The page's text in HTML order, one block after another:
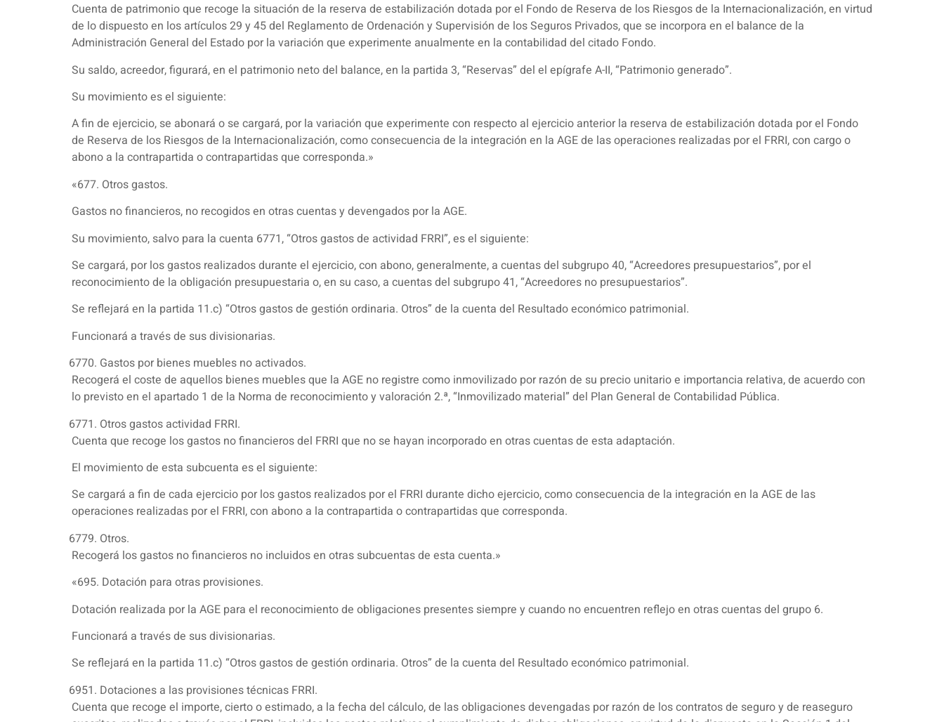
Cuenta de patrimonio que recoge la situación de la reserva de estabilización dotada por el Fondo de Reserva de los Riesgos de la Internacionalización, en virtud
de lo dispuesto en los artículos 29 y 45 del Reglamento de Ordenación y Supervisión de los Seguros Privados, que se incorpora en el balance de la
Administración General del Estado por la variación que experimente anualmente en la contabilidad del citado Fondo.
Su saldo, acreedor, figurará, en el patrimonio neto del balance, en la partida 3, “Reservas” del el epígrafe A-II, “Patrimonio generado”.
Su movimiento es el siguiente:
A fin de ejercicio, se abonará o se cargará, por la variación que experimente con respecto al ejercicio anterior la reserva de estabilización dotada por el Fondo
de Reserva de los Riesgos de la Internacionalización, como consecuencia de la integración en la AGE de las operaciones realizadas por el FRRI, con cargo o
abono a la contrapartida o contrapartidas que corresponda.»
«677. Otros gastos.
Gastos no financieros, no recogidos en otras cuentas y devengados por la AGE.
Su movimiento, salvo para la cuenta 6771, “Otros gastos de actividad FRRI”, es el siguiente:
Se cargará, por los gastos realizados durante el ejercicio, con abono, generalmente, a cuentas del subgrupo 40, “Acreedores presupuestarios”, por el
reconocimiento de la obligación presupuestaria o, en su caso, a cuentas del subgrupo 41, “Acreedores no presupuestarios”.
Se reflejará en la partida 11.c) “Otros gastos de gestión ordinaria. Otros” de la cuenta del Resultado económico patrimonial.
Funcionará a través de sus divisionarias.
Gastos por bienes muebles no activados.
Recogerá el coste de aquellos bienes muebles que la AGE no registre como inmovilizado por razón de su precio unitario e importancia relativa, de acuerdo con
lo previsto en el apartado 1 de la Norma de reconocimiento y valoración 2.ª, “Inmovilizado material” del Plan General de Contabilidad Pública.
Otros gastos actividad FRRI.
Cuenta que recoge los gastos no financieros del FRRI que no se hayan incorporado en otras cuentas de esta adaptación.
El movimiento de esta subcuenta es el siguiente:
Se cargará a fin de cada ejercicio por los gastos realizados por el FRRI durante dicho ejercicio, como consecuencia de la integración en la AGE de las
operaciones realizadas por el FRRI, con abono a la contrapartida o contrapartidas que corresponda.
Otros.
Recogerá los gastos no financieros no incluidos en otras subcuentas de esta cuenta.»
«695. Dotación para otras provisiones.
Dotación realizada por la AGE para el reconocimiento de obligaciones presentes siempre y cuando no encuentren reflejo en otras cuentas del grupo 6.
Funcionará a través de sus divisionarias.
Se reflejará en la partida 11.c) “Otros gastos de gestión ordinaria. Otros” de la cuenta del Resultado económico patrimonial.
Dotaciones a las provisiones técnicas FRRI.
Cuenta que recoge el importe, cierto o estimado, a la fecha del cálculo, de las obligaciones devengadas por razón de los contratos de seguro y de reaseguro